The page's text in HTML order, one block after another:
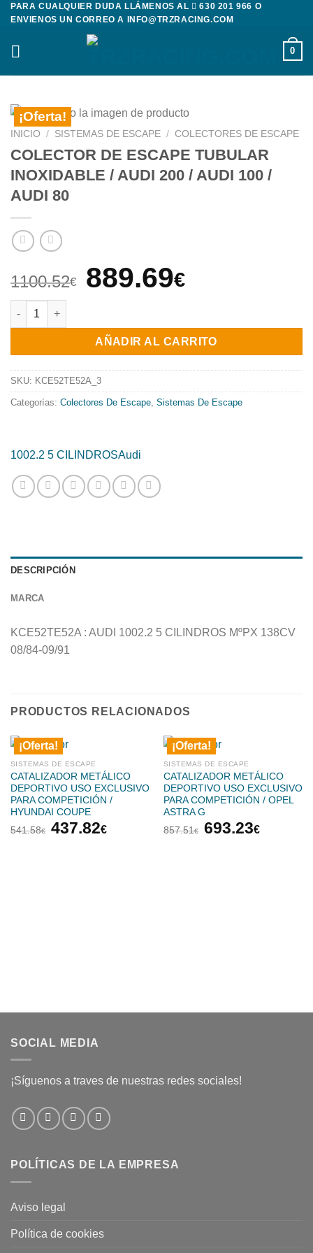
Saltar
contenido
PARA CUALQUIER DUDA LLÁMENOS AL 630 201 966 O
ENVIENOS UN CORREO A
INFO@TRZRACING.COM
0
¡Oferta!
INICIO / SISTEMAS DE ESCAPE / COLECTORES DE ESCAPE
COLECTOR DE ESCAPE TUBULAR
INOXIDABLE / AUDI 200 / AUDI 100 /
AUDI 80
1100.52€
El
original
era:
1100.52€.
889.69€El
actual
es:
889.69€.
COLECTOR DE ESCAPE TUBULAR INOXIDABLE / AUDI 200 /
AÑADIR AL CARRITO
SKU: KCE52TE52A_3
Categorías: Colectores De Escape Sistemas De Escape
1002.2 5 CILINDROSAudi
DESCRIPCIÓN
MARCA
KCE52TE52A : AUDI 1002.2 5 CILINDROS MºPX 138CV
08/84-09/91
PRODUCTOS RELACIONADOS
¡Oferta!
SISTEMAS DE ESCAPE
CATALIZADOR METÁLICO
DEPORTIVO USO EXCLUSIVO
PARA COMPETICIÓN /
HYUNDAI COUPE
541.58€
El
437.82€El
¡Oferta!
SISTEMAS DE ESCAPE
CATALIZADOR METÁLICO
DEPORTIVO USO EXCLUSIVO
PARA COMPETICIÓN / OPEL
ASTRA G
857.51€
El
693.23€El
SOCIAL MEDIA
¡Síguenos a traves de nuestras redes sociales!
POLÍTICAS DE LA EMPRESA
Aviso legal
Política de cookies